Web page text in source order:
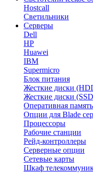
Hostcall
Светильники
Серверы
Dell
HP
Huawei
IBM
Supermicro
Блок питания
Жесткие диски
Жесткие диски
Оперативная память
Опции для Blade
Процессоры
Рабочие станции
Рейд-контроллеры
Серверные опции
Сетевые карты
Шкаф